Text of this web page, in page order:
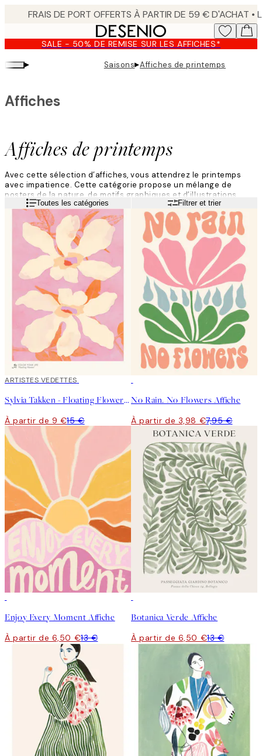
content.SALE - 50% DE REMISE SUR LES AFFICHES*
▸ Saisons▸Affiches de printemps
Affiches de printemps
Affiches
Avec cette sélection d’affiches, vous attendrez le printemps
avec impatience. Cette catégorie propose un mélange de
posters de la nature, de motifs graphiques et d’illustrations
dans des tons pastel ludiques et des nuances douces et
harmonieuses. Ces affiches sont parfaites pour vous si vous
recherchez de nouvelles affiches pour décorer votre maison
pour une saison plus lumineuse. Inspirez-vous !
Lire la suiteToutes les catégories Filtrer et trier
40%*
ARTISTES VEDETTES
Sylvia Takken - Floating Flowers Affiche
À partir de 9 €15 €
No Rain. No Flowers Affiche
À partir de 3,98 €7,95 €
Enjoy Every Moment Affiche
À partir de 6,50 €13 €
Botanica Verde Affiche
À partir de 6,50 €13 €